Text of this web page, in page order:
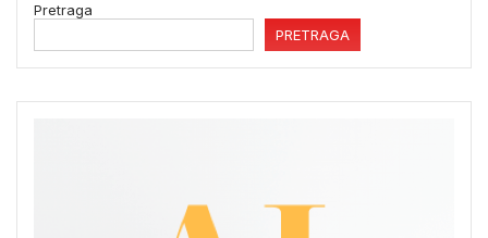
Pretraga
PRETRAGA